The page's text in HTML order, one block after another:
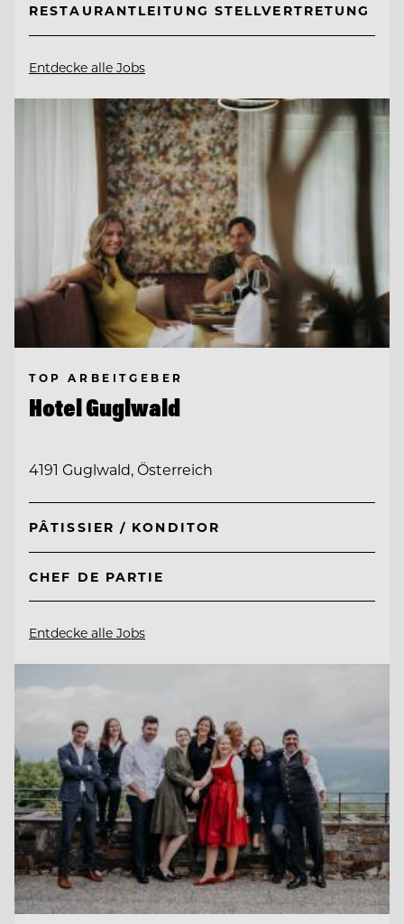
RESTAURANTLEITUNG STELLVERTRETUNG
Entdecke alle Jobs
TOP ARBEITGEBER
Hotel Guglwald
4191 Guglwald, Österreich
PÂTISSIER / KONDITOR
CHEF DE PARTIE
Entdecke alle Jobs